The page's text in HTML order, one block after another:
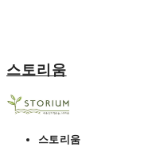
스토리움
스토리움